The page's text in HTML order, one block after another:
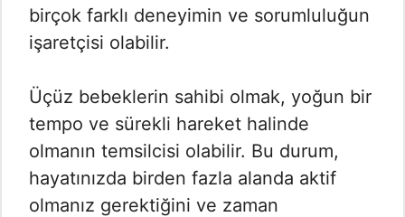
birçok farklı deneyimin ve sorumluluğun
işaretçisi olabilir.
Üçüz bebeklerin sahibi olmak, yoğun bir
tempo ve sürekli hareket halinde
olmanın temsilcisi olabilir. Bu durum,
hayatınızda birden fazla alanda aktif
olmanız gerektiğini ve zaman